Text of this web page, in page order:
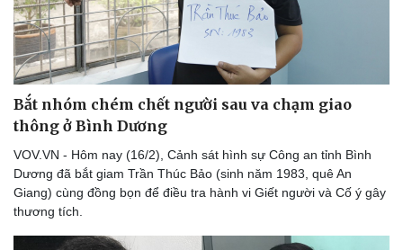
Văn hóa
Sân khấu - Điện ảnh
Văn học
Âm nhạc
Di sản
Giải trí
Thời trang
Bắt nhóm chém chết người sau va chạm giao
thông ở Bình Dương
VOV.VN - Hôm nay (16/2), Cảnh sát hình sự Công an tỉnh Bình
Dương đã bắt giam Trần Thúc Bảo (sinh năm 1983, quê An
Giang) cùng đồng bọn để điều tra hành vi Giết người và Cố ý gây
thương tích.